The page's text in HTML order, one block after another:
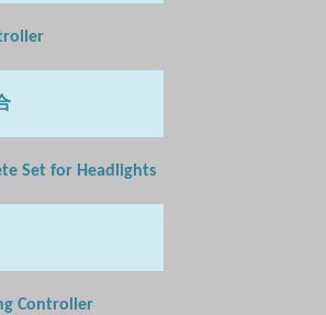
Set for Headlights
Controller